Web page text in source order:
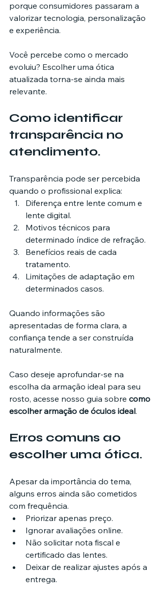
porque consumidores passaram a
valorizar tecnologia, personalização
e experiência.
Você percebe como o mercado
evoluiu? Escolher uma ótica
atualizada torna-se ainda mais
relevante.
Como identificar
transparência no
atendimento.
Transparência pode ser percebida
quando o profissional explica:
Diferença entre lente comum e
lente digital.
Motivos técnicos para
determinado índice de refração.
Benefícios reais de cada
tratamento.
Limitações de adaptação em
determinados casos.
Quando informações são
apresentadas de forma clara, a
confiança tende a ser construída
naturalmente.
Caso deseje aprofundar-se na
escolha da armação ideal para seu
rosto, acesse nosso guia sobre como
escolher armação de óculos ideal.
Erros comuns ao
escolher uma ótica.
Apesar da importância do tema,
alguns erros ainda são cometidos
com frequência.
Priorizar apenas preço.
Ignorar avaliações online.
Não solicitar nota fiscal e
certificado das lentes.
Deixar de realizar ajustes após a
entrega.